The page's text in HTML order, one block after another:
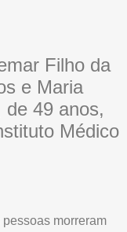
Filho da
e Maria
de 49 anos,
Médico
morreram